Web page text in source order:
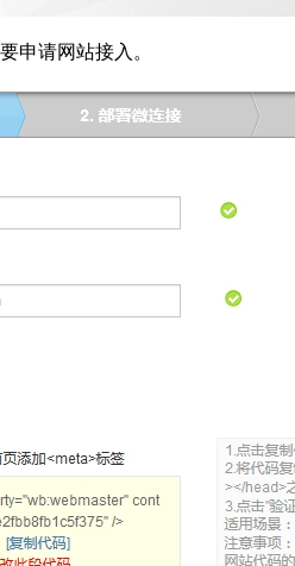
申请网站接入。